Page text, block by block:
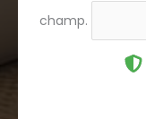
champ.